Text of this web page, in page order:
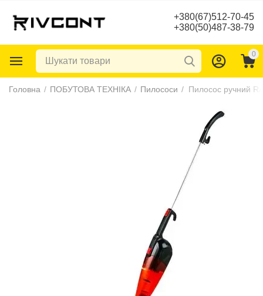
+380(67)512-70-45
+380(50)487-38-79
0
Головна / ПОБУТОВА ТЕХНІКА / Пилососи / Пилосос ручний